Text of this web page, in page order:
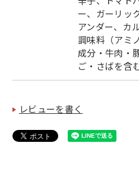
ー、ガーリッ
アンダー、カ
調味料（アミ
成分・牛肉・
ご・さばを含む
レビューを書く